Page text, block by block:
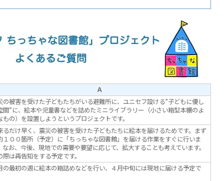
Ａ
の被害を受けた子どもたちがいる避難所に、ユニセフ設ける”子どもに優し
間”に、絵本や児童書などを詰めたミニライブラリー（小さい箱型本棚のよ
もの）を設置しようというプロジェクトです。
るだけ早く、震災の被害を受けた子どもたちに絵本を届けるためです。まず
１００箇所（予定）に「ちっちゃな図書館」を届ける作業をすぐに行いま
なお、今後、現地での需要や要望に応じて、拡大することも考えています。
際は再告知をする予定です。
の最初の週に絵本の箱詰めなどを行い、４月中旬には現地に届ける予定で